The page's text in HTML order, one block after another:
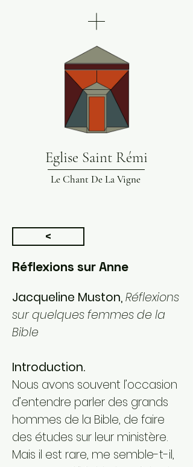
Eglise Saint Rémi
Le Chant De La Vigne
<
Réflexions sur Anne
Jacqueline Muston,Réflexions
sur quelques femmes de la
Bible
Introduction.
Nous avons souvent l’occasion
d’entendre parler des grands
hommes de la Bible, de faire
des études sur leur ministère.
Mais il est rare, me semble-t-il,